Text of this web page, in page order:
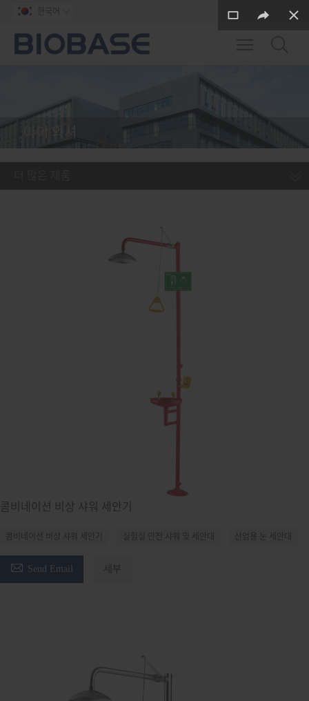
아이 와셔
콤비네이션 비상 샤워 세안기
콤비네이션 비상 샤워 세안기 실험실 안전 샤워 및 세안대 산업용 눈 세안대
 Send Email 세부